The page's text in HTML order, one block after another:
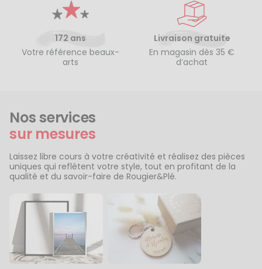
172 ans
Votre référence beaux-
arts
Livraison gratuite
En magasin dès 35 €
d’achat
Nos services
sur mesures
Laissez libre cours à votre créativité et réalisez des pièces
uniques qui reflètent votre style, tout en profitant de la
qualité et du savoir-faire de Rougier&Plé.